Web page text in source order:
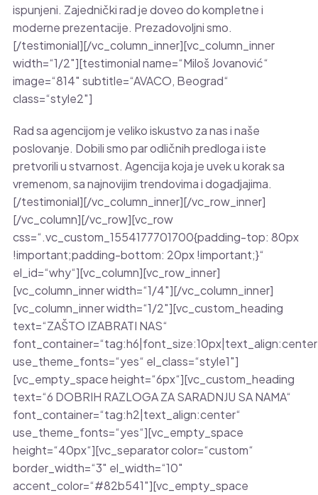
ispunjeni. Zajednički rad je doveo do kompletne i
moderne prezentacije. Prezadovoljni smo.
[/testimonial][/vc_column_inner][vc_column_inner
width=“1/2″][testimonial name=“Miloš Jovanović“
image=“814″ subtitle=“AVACO, Beograd“
class=“style2″]
Rad sa agencijom je veliko iskustvo za nas i naše
poslovanje. Dobili smo par odličnih predloga i iste
pretvorili u stvarnost. Agencija koja je uvek u korak sa
vremenom, sa najnovijim trendovima i dogadjajima.
[/testimonial][/vc_column_inner][/vc_row_inner]
[/vc_column][/vc_row][vc_row
css=“.vc_custom_1554177701700{padding-top: 80px
!important;padding-bottom: 20px !important;}“
el_id=“why“][vc_column][vc_row_inner]
[vc_column_inner width=“1/4″][/vc_column_inner]
[vc_column_inner width=“1/2″][vc_custom_heading
text=“ZAŠTO IZABRATI NAS“
use_theme_fonts=“yes“ el_class=“style1″]
[vc_empty_space height=“6px“][vc_custom_heading
text=“6 DOBRIH RAZLOGA ZA SARADNJU SA NAMA“
font_container=“tag:h2|text_align:center“
use_theme_fonts=“yes“][vc_empty_space
height=“40px“][vc_separator color=“custom“
border_width=“3″ el_width=“10″
accent_color=“#82b541″][vc_empty_space